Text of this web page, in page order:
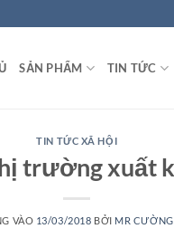
SẢN PHẨM TIN TỨC
TIN TỨC XÃ HỘI
trường xuất
VÀO 13/03/2018 BỞI MR CƯỜNG